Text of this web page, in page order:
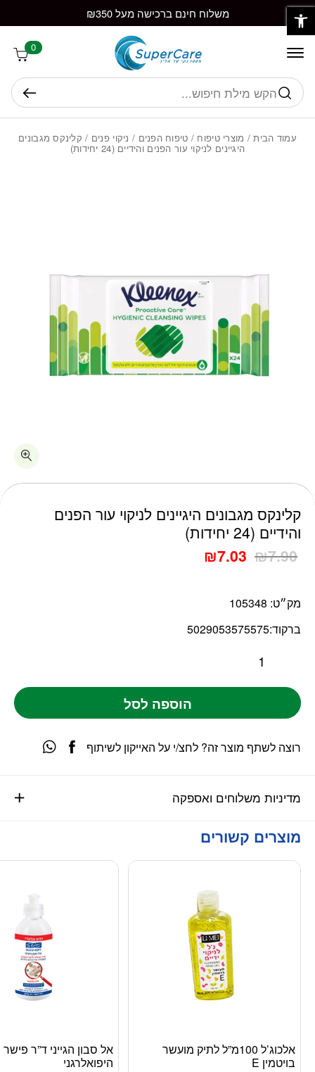
Skip to Content משלוח חינם ברכישה מעל ₪350
0
חיפוש
עמוד הבית/ מוצרי טיפוח / טיפוח הפנים / ניקוי פנים / קלינקס מגבונים
היגיינים לניקוי עור הפנים והידיים (24 יחידות)
קלינקס מגבונים היגיינים לניקוי עור הפנים
והידיים (24 יחידות)
₪7.90
₪7.03
מק״ט: 105348
ברקוד:5029053575575
כמות קלינקס מגבונים היגיינים לניקוי עור הפנים והידיים (24 יחידות)
הוספה לסל
מדיניות משלוחים ואספקה
רוצה לשתף מוצר זה? לחצ/י על האייקון לשיתוף
מוצרים קשורים
אלכוג’ל 100מ”ל לתיק מועשר
בויטמין E
היפואלרגני
בחזרה למעלה
פתח סרגל נגישות